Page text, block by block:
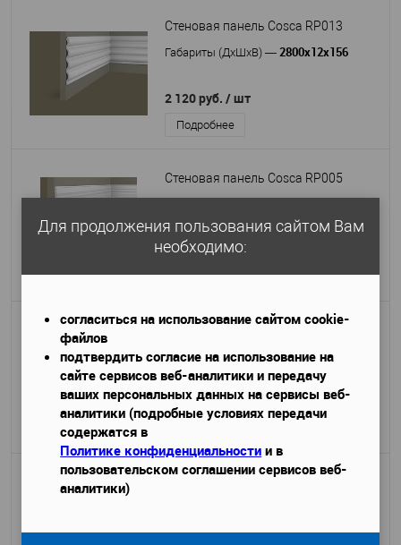
Стеновая панель Cosca RP013
Габариты (ДхШхВ) — 2800x12x156
2 120 руб. / шт
Подробнее
Стеновая панель Cosca RP005
2 120 руб./ шт
Подробнее
Габариты (ДхШхВ)—2800x12x156
2 150 руб./ шт
Для продолжения пользования сайтом Вам
необходимо:
согласиться на использование сайтом cookie-
файлов
подтвердить согласие на использование на
сайте сервисов веб-аналитики и передачу
ваших персональных данных на сервисы веб-
аналитики (подробные условиях передачи
содержатся в
Политике конфиденциальности и в
пользовательском соглашении сервисов веб-
аналитики)